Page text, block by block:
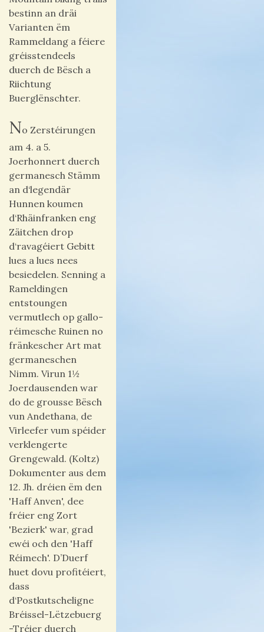
bestinn an dräi
Varianten ëm
Rammeldang a féiere
gréisstendeels
duerch de Bësch a
Riichtung
Buerglënschter.
No Zerstéirungen
am 4. a 5.
Joerhonnert duerch
germanesch Stämm
an d‘legendär
Hunnen koumen
d‘Rhäinfranken eng
Zäitchen drop
d‘ravagéiert Gebitt
lues a lues nees
besiedelen. Senning a
Rameldingen
entstoungen
vermutlech op gallo-
réimesche Ruinen no
fränkescher Art mat
germaneschen
Nimm. Virun 1½
Joerdausenden war
do de grousse Bësch
vun Andethana, de
Virleefer vum spéider
verklengerte
Grengewald. (Koltz)
Dokumenter aus dem
12. Jh. dréien ëm den
'Haff Anven', dee
fréier eng Zort
'Bezierk' war, grad
ewéi och den 'Haff
Réimech'. D’Duerf
huet dovu profitéiert,
dass
d‘Postkutscheligne
Bréissel-Lëtzebuerg
-Tréier duerch